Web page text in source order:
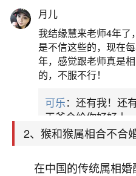
们会享受一起做正当事情
到一起，会是很谈得来
会因为个性太过相似而
很强，聪颖机智，喜欢
性缘佳。两人性格相投
性互动，不喜欢被人管
2、猴和猴属相合不合
在中国的传统属相
月儿
我结缘慧来老师4年了
是不信这些的，现在
年，感觉跟老师真是
的，不服不行！
可乐：还有我！还
天爷会给你好好上
哪样不服都不行！
卦，认识老师3年